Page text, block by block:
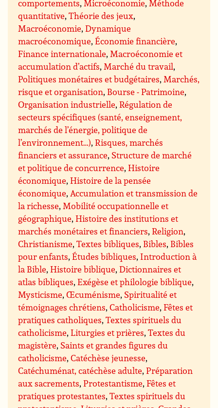
comportements, Microéconomie, Méthode
quantitative,Théorie des jeux,
Macroéconomie,Dynamique
macroéconomique,Économie financière,
Finance internationale, Macroéconomie et
accumulation d’actifs, Marché du travail,
Politiques monétaires et budgétaires, Marchés,
risque et organisation, Bourse - Patrimoine,
Organisation industrielle,Régulation de
secteurs spécifiques (santé, enseignement,
marchés de l’énergie, politique de
l’environnement…),Risques, marchés
financiers et assurance, Structure de marché
et politique de concurrence,Histoire
économique,Histoire de la pensée
économique, Accumulation et transmission de
la richesse, Mobilité occupationnelle et
géographique,Histoire des institutions et
marchés monétaires et financiers,Religion,
Christianisme,Textes bibliques, Bibles, Bibles
pour enfants,Études bibliques, Introduction à
la Bible,Histoire biblique,Dictionnaires et
atlas bibliques,Exégèse et philologie biblique,
Mysticisme,Œcuménisme, Spiritualité et
témoignages chrétiens,Catholicisme,Fêtes et
pratiques catholiques,Textes spirituels du
catholicisme,Liturgies et prières,Textes du
magistère, Saints et grandes figures du
catholicisme,Catéchèse jeunesse,
Catéchuménat, catéchèse adulte,Préparation
aux sacrements,Protestantisme,Fêtes et
pratiques protestantes,Textes spirituels du